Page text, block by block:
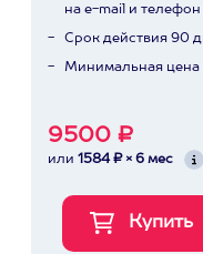
на e-mail и телефон
Срок действия 90
Минимальная цена
9500 ₽
или 1584 ₽ × 6 мес